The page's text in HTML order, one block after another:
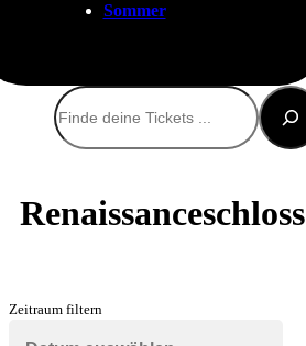
Sommer
Suchen
Renaissanceschloss
Zeitraum filtern